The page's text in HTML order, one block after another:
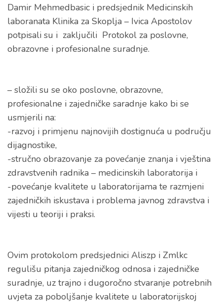
Damir Mehmedbasic i predsjednik Medicinskih
laboranata Klinika za Skoplja – Ivica Apostolov
potpisali su i zaključili Protokol za poslovne,
obrazovne i profesionalne suradnje.
– složili su se oko poslovne, obrazovne,
profesionalne i zajedničke saradnje kako bi se
usmjerili na:
-razvoj i primjenu najnovijih dostignuća u području
dijagnostike,
-stručno obrazovanje za povećanje znanja i vještina
zdravstvenih radnika – medicinskih laboratorija i
-povećanje kvalitete u laboratorijama te razmjeni
zajedničkih iskustava i problema javnog zdravstva i
vijesti u teoriji i praksi.
Ovim protokolom predsjednici Aliszp i Zmlkc
regulišu pitanja zajedničkog odnosa i zajedničke
suradnje, uz trajno i dugoročno stvaranje potrebnih
uvjeta za poboljšanje kvalitete u laboratorijskoj